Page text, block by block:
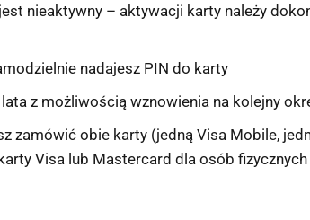
nieaktywny – aktywacji karty należy
nadajesz PIN do karty
z możliwością wznowienia na kolejny
zamówić obie karty (jedną Visa Mobile,
Visa lub Mastercard dla osób fizycznych